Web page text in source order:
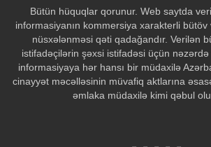
Bütün hüquqlar qorunur. Web saytda
informasiyanın kommersiya xarakterli
nüsxələnməsi qəti qadağandır. Verilən
istifadəçilərin şəxsi istifadəsi üçün
informasiyaya hər hansı bir müdaxilə
cinayyət məcəlləsinin müvafiq aktlarına
əmlaka müdaxilə kimi qəbul